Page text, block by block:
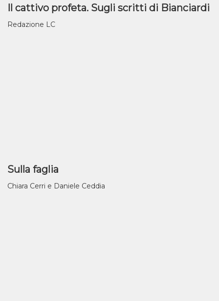
Il cattivo profeta. Sugli scritti di Bianciardi
Redazione LC
Sulla faglia
Chiara Cerri e Daniele Ceddia